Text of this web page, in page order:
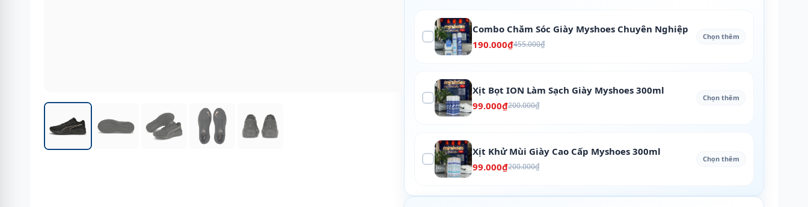
Combo Chăm Sóc Giày Myshoes Chuyên Nghiệp
190.000₫455.000₫
Chọn thêm
Xịt Bọt ION Làm Sạch Giày Myshoes 300ml
99.000₫200.000₫
Chọn thêm
Xịt Khử Mùi Giày Cao Cấp Myshoes 300ml
99.000₫200.000₫
Chọn thêm